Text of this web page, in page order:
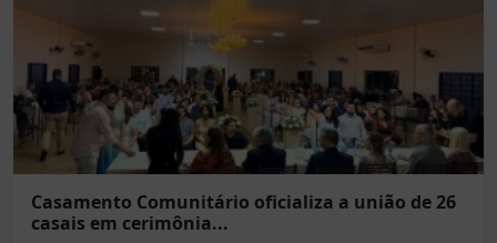
Casamento Comunitário oficializa a união de 26
casais em cerimônia...